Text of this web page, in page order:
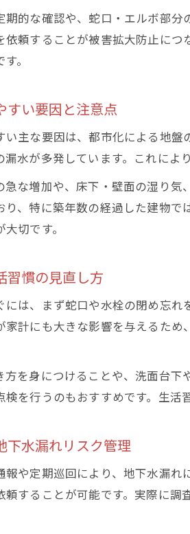
地下水漏れ
東京都で地
家でできる地下
地下水漏れ
東京都の家
水道局への
東京都水道局の漏
東京都水道
地下水漏れ
地下水漏れ
水道局から
地下水漏れ
東京都で地
地下水漏れ
期的な確認や、蛇口・エルボ部
頼することが被害拡大防止に
。
すい要因と注意点
主な要因は、都市化による地
水が多発しています。これによ
な増加や、床下・壁面の湿り
、特に築年数の経過した建物
切です。
習慣の見直し方
は、まず蛇口や水栓の閉め忘
計にも大きな影響を与えるた
を身につけることや、洗面台
を行うのもおすすめです。生活
下水漏れリスク管理
や定期巡回により、地下水漏
することが可能です。実際に